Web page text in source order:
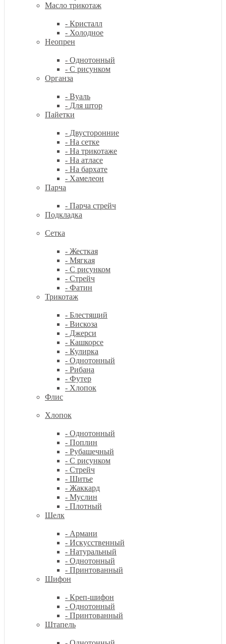
Масло трикотаж
- Кристалл
- Холодное
Неопрен
- Однотонный
- С рисунком
Органза
- Вуаль
- Для штор
Пайетки
- Двусторонние
- На сетке
- На трикотаже
- На атласе
- На бархате
- Хамелеон
Парча
- Парча стрейч
Подкладка
Сетка
- Жесткая
- Мягкая
- С рисунком
- Стрейч
- Фатин
Трикотаж
- Блестящий
- Вискоза
- Джерси
- Кашкорсе
- Кулирка
- Однотонный
- Рибана
- Футер
- Хлопок
Флис
Хлопок
- Однотонный
- Поплин
- Рубашечный
- С рисунком
- Стрейч
- Шитье
- Жаккард
- Муслин
- Плотный
Шелк
- Армани
- Искусственный
- Натуральный
- Однотонный
- Принтованный
Шифон
- Креп-шифон
- Однотонный
- Принтованный
Штапель